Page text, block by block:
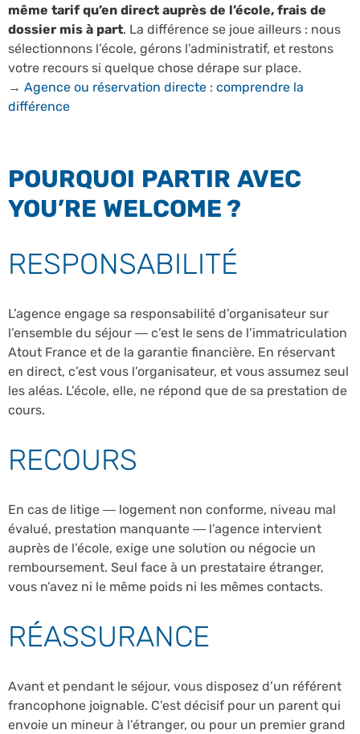
même tarif qu’en direct auprès de l’école, frais de
dossier mis à part. La différence se joue ailleurs : nous
sélectionnons l’école, gérons l’administratif, et restons
votre recours si quelque chose dérape sur place.
→ Agence ou réservation directe : comprendre la
différence
POURQUOI PARTIR AVEC
YOU’RE WELCOME ?
RESPONSABILITÉ
L’agence engage sa responsabilité d’organisateur sur
l’ensemble du séjour — c’est le sens de l’immatriculation
Atout France et de la garantie financière. En réservant
en direct, c’est vous l’organisateur, et vous assumez seul
les aléas. L’école, elle, ne répond que de sa prestation de
cours.
RECOURS
En cas de litige — logement non conforme, niveau mal
évalué, prestation manquante — l’agence intervient
auprès de l’école, exige une solution ou négocie un
remboursement. Seul face à un prestataire étranger,
vous n’avez ni le même poids ni les mêmes contacts.
RÉASSURANCE
Avant et pendant le séjour, vous disposez d’un référent
francophone joignable. C’est décisif pour un parent qui
envoie un mineur à l’étranger, ou pour un premier grand